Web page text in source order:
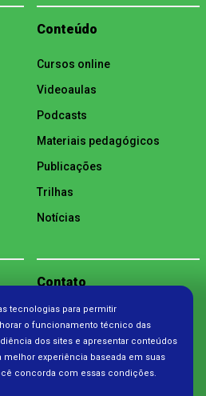
Conteúdo
Cursos online
Videoaulas
Podcasts
Materiais pedagógicos
Publicações
Trilhas
Notícias
Contato
Política de Privacidade
tecnologias para permitir
o funcionamento técnico das
dos sites e apresentar conteúdos
experiência baseada em suas
concorda com essas condições.